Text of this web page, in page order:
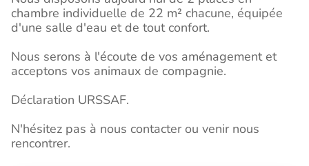
chambre individuelle de 22 m² chacune, équipée
d'une salle d'eau et de tout confort.
Nous serons à l'écoute de vos aménagement et
acceptons vos animaux de compagnie.
Déclaration URSSAF.
N'hésitez pas à nous contacter ou venir nous
rencontrer.